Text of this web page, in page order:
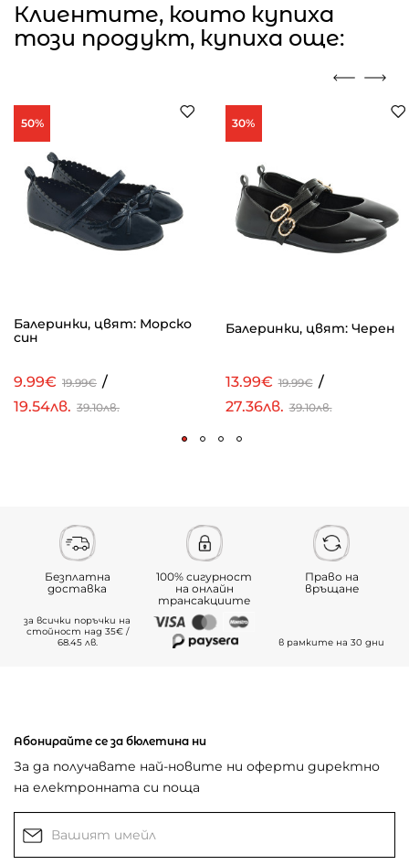
Клиентите, които купиха
този продукт, купиха още:
50%
Балеринки, цвят: Морско
син
9.99€ 19.99€ /
19.54лв. 39.10лв.
30%
Балеринки, цвят: Черен
13.99€ 19.99€ /
27.36лв. 39.10лв.
Безплатна
доставка
за всички поръчки на
стойност над 35€ /
68.45 лв.
100% сигурност
на онлайн
трансакциите
Право на
връщане
в рамките на 30 дни
Абонирайте се за бюлетина ни
За да получавате най-новите ни оферти директно
на електронната си поща